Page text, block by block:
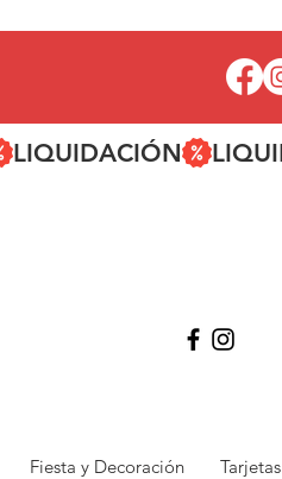
Fiesta y Decoración Tarjetas